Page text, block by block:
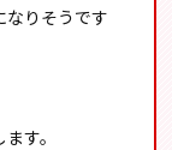
なりそうです
す。